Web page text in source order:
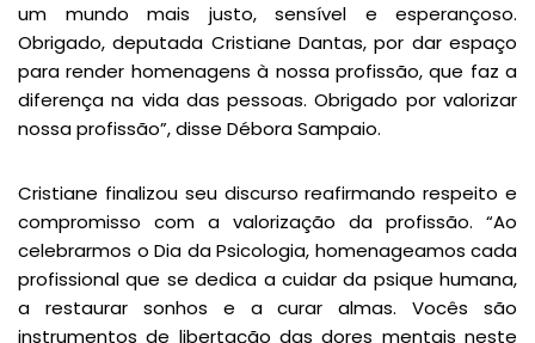
um mundo mais justo, sensível e esperançoso.
Obrigado, deputada Cristiane Dantas, por dar espaço
para render homenagens à nossa profissão, que faz a
diferença na vida das pessoas. Obrigado por valorizar
nossa profissão”, disse Débora Sampaio.
Cristiane finalizou seu discurso reafirmando respeito e
compromisso com a valorização da profissão. “Ao
celebrarmos o Dia da Psicologia, homenageamos cada
profissional que se dedica a cuidar da psique humana,
a restaurar sonhos e a curar almas. Vocês são
instrumentos de libertação das dores mentais neste